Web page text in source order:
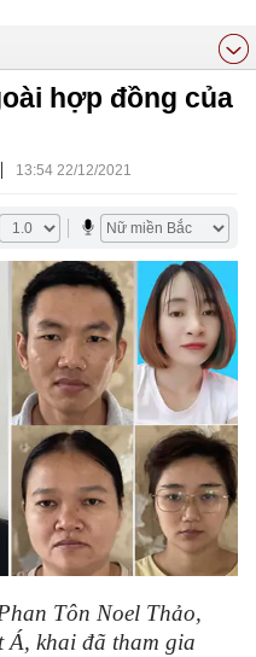
hợp đồng của
| 13:54 22/12/2021
Tôn Noel Thảo,
Á, khai đã tham gia